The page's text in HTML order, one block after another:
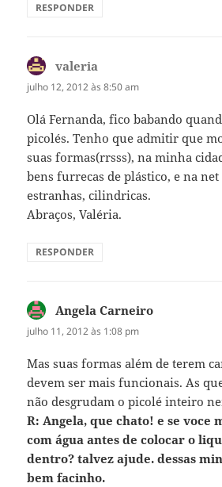
RESPONDER
valeria
julho 12, 2012 às 8:50 am
Olá Fernanda, fico babando
picolés. Tenho que admitir que
suas formas(rrsss), na minha
bens furrecas de plástico, e na
estranhas, cilindricas.
Abraços, Valéria.
RESPONDER
Angela Carneiro
julho 11, 2012 às 1:08 pm
Mas suas formas além de terem
devem ser mais funcionais. As
não desgrudam o picolé inteiro
R: Angela, que chato! e se voce
com água antes de colocar o
dentro? talvez ajude. dessas
bem facinho.